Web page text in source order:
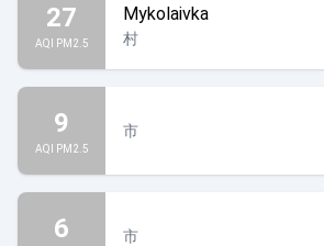
27
AQI PM2.5
Mykolaivka
村
9
AQI PM2.5
市
6 市